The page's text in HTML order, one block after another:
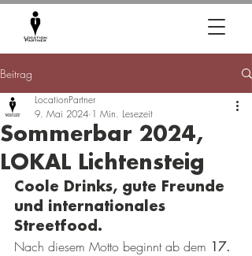
Beitrag
Sommerbar 2024,
LOKAL Lichtensteig
LocationPartner
9. Mai 2024 1 Min. Lesezeit
Coole Drinks, gute Freunde
und internationales
Streetfood.
Nach diesem Motto beginnt ab dem 17.